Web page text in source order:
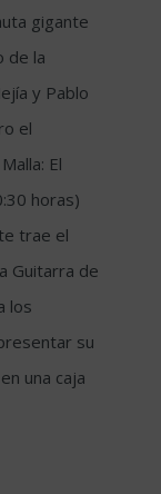
gigante
de la
y Pablo
el
El
horas)
trae el
Guitarra de
los
su
una caja